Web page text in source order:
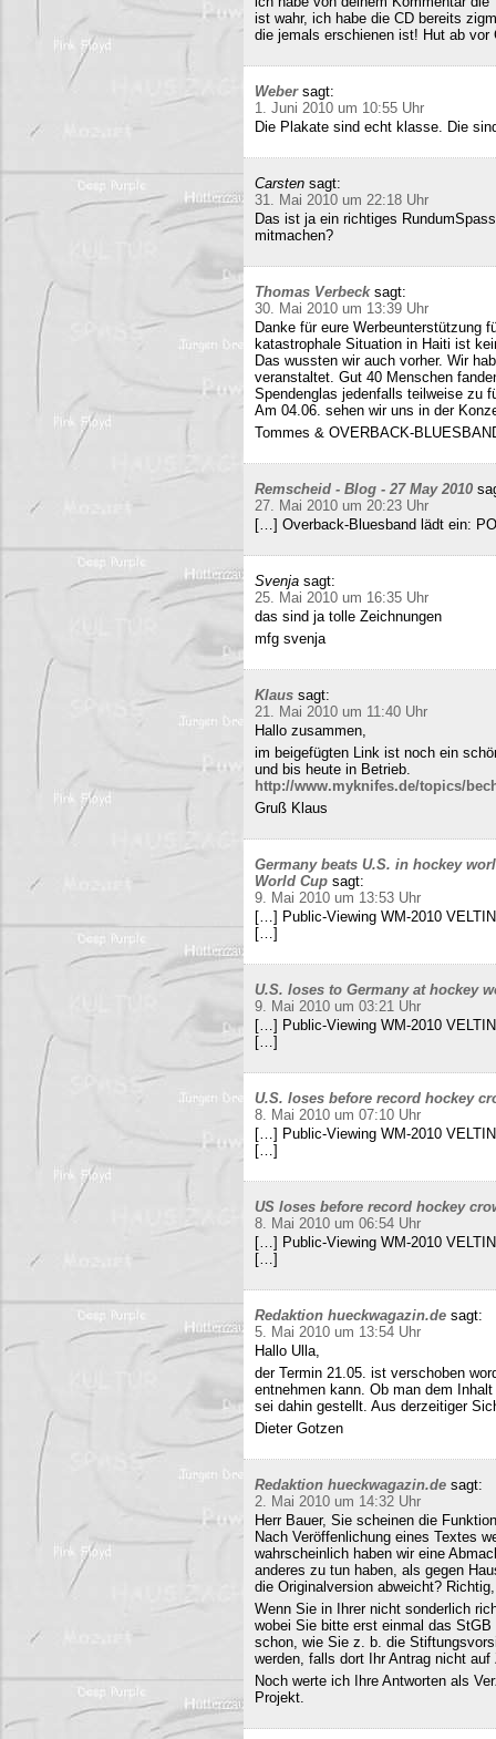
ist wahr, ich habe die CD bereits
die jemals erschienen ist! Hut ab vor
Weber sagt:
1. Juni 2010 um 10:55 Uhr
Die Plakate sind echt klasse. Die
Carsten sagt:
31. Mai 2010 um 22:18 Uhr
Das ist ja ein richtiges
mitmachen?
Thomas Verbeck sagt:
30. Mai 2010 um 13:39 Uhr
Danke für eure Werbeunterstützung
katastrophale Situation in Haiti ist
Das wussten wir auch vorher. Wir
veranstaltet. Gut 40 Menschen
Spendenglas jedenfalls teilweise zu
Am 04.06. sehen wir uns in der
Tommes & OVERBACK-
Remscheid - Blog - 27 May 2010
27. Mai 2010 um 20:23 Uhr
[…] Overback-Bluesband lädt ein:
Svenja sagt:
25. Mai 2010 um 16:35 Uhr
das sind ja tolle Zeichnungen
mfg svenja
Klaus sagt:
21. Mai 2010 um 11:40 Uhr
Hallo zusammen,
im beigefügten Link ist noch ein
und bis heute in Betrieb.
http://www.myknifes.de/topics/
Gruß Klaus
Germany beats U.S. in hockey
World Cup sagt:
9. Mai 2010 um 13:53 Uhr
[…] Public-Viewing WM-2010
[…]
U.S. loses to Germany at hockey
9. Mai 2010 um 03:21 Uhr
[…] Public-Viewing WM-2010
[…]
U.S. loses before record hockey
8. Mai 2010 um 07:10 Uhr
[…] Public-Viewing WM-2010
[…]
US loses before record hockey
8. Mai 2010 um 06:54 Uhr
[…] Public-Viewing WM-2010
[…]
Redaktion hueckwagazin.de sagt:
5. Mai 2010 um 13:54 Uhr
Hallo Ulla,
der Termin 21.05. ist verschoben
entnehmen kann. Ob man dem
sei dahin gestellt. Aus derzeitiger
Dieter Gotzen
Redaktion hueckwagazin.de sagt:
2. Mai 2010 um 14:32 Uhr
Herr Bauer, Sie scheinen die
Nach Veröffenlichung eines Textes
wahrscheinlich haben wir eine
anderes zu tun haben, als gegen
die Originalversion abweicht?
Wenn Sie in Ihrer nicht sonderlich
wobei Sie bitte erst einmal das
schon, wie Sie z. b. die
werden, falls dort Ihr Antrag nicht
Noch werte ich Ihre Antworten als
Projekt.